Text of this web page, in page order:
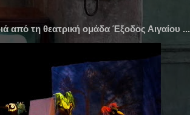
από τη θεατρική ομάδα Έξοδος Αιγαίου ...